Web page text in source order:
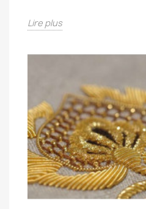
Lire plus